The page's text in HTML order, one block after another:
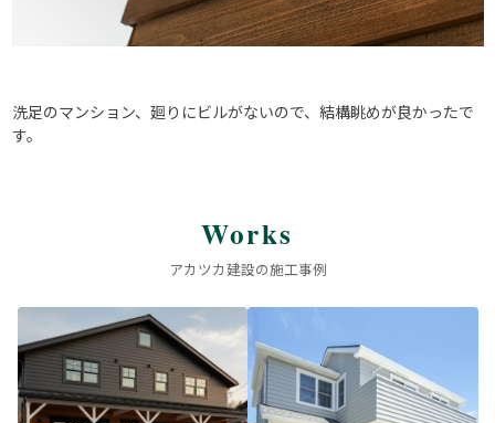
洗足のマンション、廻りにビルがないので、結構眺めが良かったで
す。
Works
アカツカ建設の施工事例